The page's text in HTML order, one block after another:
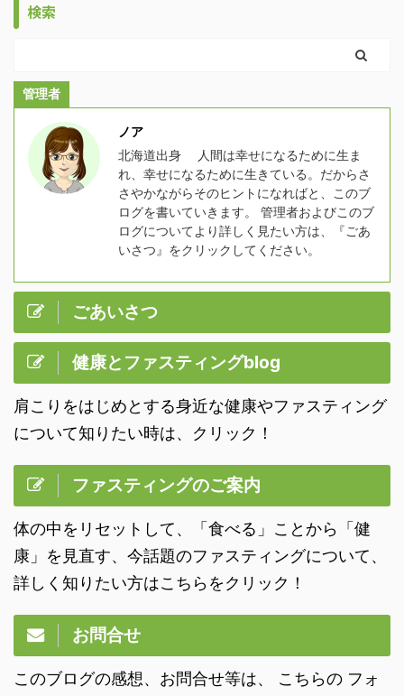
検索
管理者
ノア
北海道出身 人間は幸せになるために生ま
れ、幸せになるために生きている。だからさ
さやかながらそのヒントになればと、このブ
ログを書いていきます。 管理者およびこのブ
ログについてより詳しく見たい方は、『ごあ
いさつ』をクリックしてください。
ごあいさつ
健康とファスティングblog
肩こりをはじめとする身近な健康やファスティング
について知りたい時は、クリック！
ファスティングのご案内
体の中をリセットして、「食べる」ことから「健
康」を見直す、今話題のファスティングについて、
詳しく知りたい方はこちらをクリック！
お問合せ
このブログの感想、お問合せ等は、 こちらの フォ